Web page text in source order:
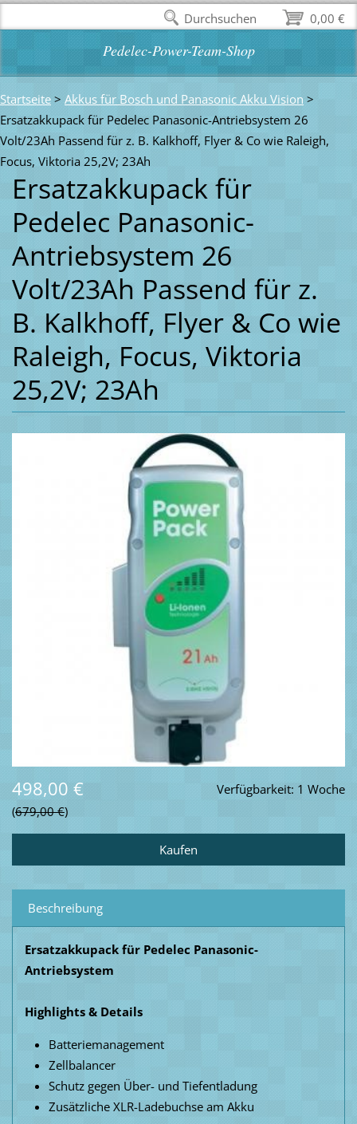
Pedelec-Power-Team-Shop
Startseite > Akkus für Bosch und Panasonic Akku Vision >
Ersatzakkupack für Pedelec Panasonic-Antriebsystem 26
Volt/23Ah Passend für z. B. Kalkhoff, Flyer & Co wie Raleigh,
Focus, Viktoria 25,2V; 23Ah
Ersatzakkupack für
Pedelec Panasonic-
Antriebsystem 26
Volt/23Ah Passend für z.
B. Kalkhoff, Flyer & Co wie
Raleigh, Focus, Viktoria
25,2V; 23Ah
Verfügbarkeit: 1 Woche
498,00 €
679,00 €
Beschreibung
Ersatzakkupack für Pedelec Panasonic-
Antriebsystem
Highlights & Details
Batteriemanagement
Zellbalancer
Schutz gegen Über- und Tiefentladung
Zusätzliche XLR-Ladebuchse am Akku
0,00 €
Durchsuchen